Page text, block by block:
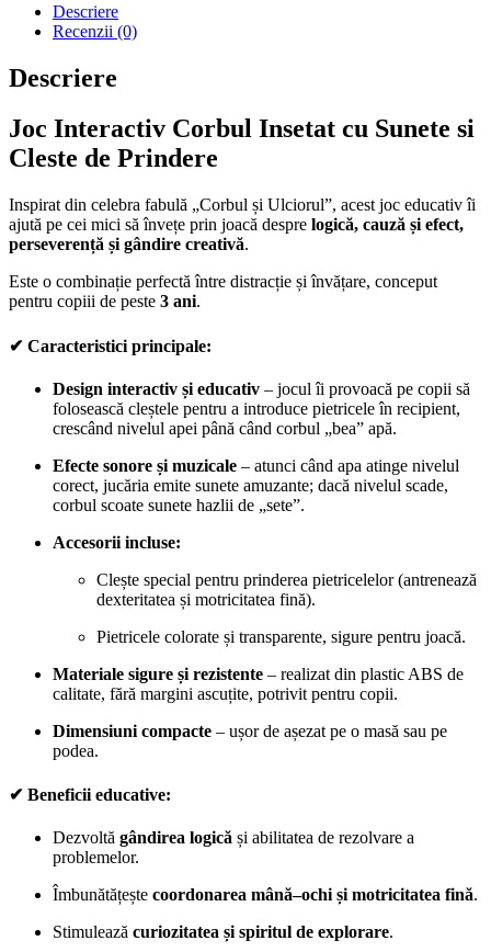
Descriere
Recenzii (0)
Descriere
Joc Interactiv Corbul Insetat cu Sunete si
Cleste de Prindere
Inspirat din celebra fabulă „Corbul și Ulciorul”, acest joc educativ îi
ajută pe cei mici să învețe prin joacă despre logică, cauză și efect,
perseverență și gândire creativă.
Este o combinație perfectă între distracție și învățare, conceput
pentru copiii de peste 3 ani.
✔ Caracteristici principale:
Design interactiv și educativ – jocul îi provoacă pe copii să
folosească cleștele pentru a introduce pietricele în recipient,
crescând nivelul apei până când corbul „bea” apă.
Efecte sonore și muzicale – atunci când apa atinge nivelul
corect, jucăria emite sunete amuzante; dacă nivelul scade,
corbul scoate sunete hazlii de „sete”.
Accesorii incluse:
Clește special pentru prinderea pietricelelor (antrenează
dexteritatea și motricitatea fină).
Pietricele colorate și transparente, sigure pentru joacă.
Materiale sigure și rezistente – realizat din plastic ABS de
calitate, fără margini ascuțite, potrivit pentru copii.
Dimensiuni compacte – ușor de așezat pe o masă sau pe
podea.
✔ Beneficii educative:
Dezvoltă gândirea logică și abilitatea de rezolvare a
problemelor.
Îmbunătățește coordonarea mână–ochi și motricitatea fină.
Stimulează curiozitatea și spiritul de explorare.